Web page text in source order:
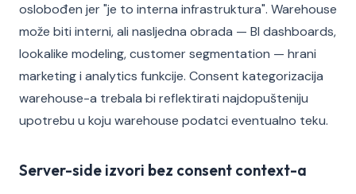
oslobođen jer "je to interna infrastruktura". Warehouse
može biti interni, ali nasljedna obrada — BI dashboards,
lookalike modeling, customer segmentation — hrani
marketing i analytics funkcije. Consent kategorizacija
warehouse-a trebala bi reflektirati najdopušteniju
upotrebu u koju warehouse podatci eventualno teku.
Server-side izvori bez consent context-a